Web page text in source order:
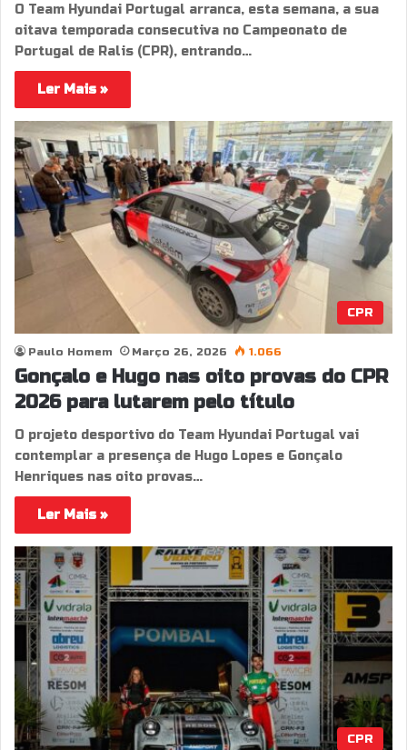
O Team Hyundai Portugal arranca, esta semana, a sua
oitava temporada consecutiva no Campeonato de
Portugal de Ralis (CPR), entrando…
Ler Mais »
CPR
Paulo Homem Março 26, 2026 1.066
Gonçalo e Hugo nas oito provas do CPR
2026 para lutarem pelo título
O projeto desportivo do Team Hyundai Portugal vai
contemplar a presença de Hugo Lopes e Gonçalo
Henriques nas oito provas…
Ler Mais »
CPR